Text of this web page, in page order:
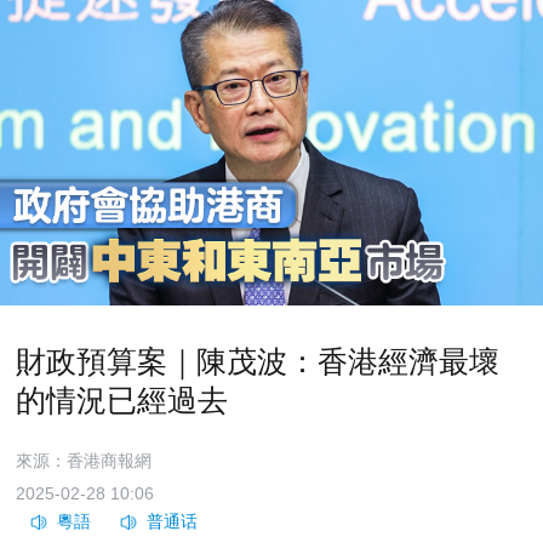
財政預算案｜陳茂波：香港經濟最壞
的情況已經過去
來源：香港商報網
2025-02-28 10:06